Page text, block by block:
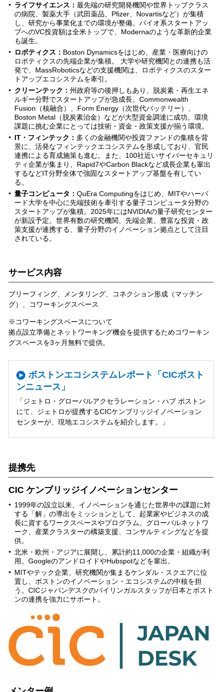
ライフサイエンス： 最先端の研究開発機関や世界トップクラス
の病院、製薬大手（武田薬品、Pfizer、Novartisなど）が集積
し、研究から事業化までの環境が整備。バイオ系スタートアッ
プへのVC投資額は全米トップで、Modernaのような革新的企業
も誕生。
ロボティクス： Boston Dynamicsをはじめ、産業・医療向けの
ロボティクスの先端企業が集積。 大学や研究機関との連携も活
発で、MassRoboticsなどの支援機関は、ロボティクスのスター
トアップエコシステムを牽引。
クリーンテック： 州政府等の後押しもあり、脱炭素・再生エネ
ルギー分野でスタートアップが急成長。Commonwealth
Fusion（核融合）、Form Energy（次世代バッテリー）、
Boston Metal（脱炭素治金）などが大型資金調達に成功。環境
課題に挑む企業にとっては技術・資金・政策支援が揃う環境。
IT・フィンテック： 多くの金融機関や投資ファンドの集積を背
景に、活発なフィンテックエコシステムを形成しており、官民
連携による育成施策も進む。また、100社近いサイバーセキュリ
ティ企業が集まり、Rapid7やCarbon Blackなど成長企業も輩出
するなどIT分野全体で強固なスタートアップ基盤を有してい
る。
量子コンピュータ： QuEra Computingをはじめ、MITやハーバ
ード大学を中心に先端技術を牽引する量子コンピュータ分野の
スタートアップが集積。2025年にはNVIDIAの量子研究センター
が新設予定。世界有数の研究機関、先端企業、豊富な投資・政
策支援が連携する、量子分野のイノベーション拠点として注目
されている。
サービス内容
ブリーフィング、メンタリング、コネクション形成（マッチン
グ）、コワーキングスペース
※コワーキングスペースについて
拠点設立準備とネットワーキング機会を提供するためコワーキン
グスペースを3ヶ月無料で提供。
ボストンエコシステムレポート「CICボスト
ンニュース」
「ジェトロ・グローバルアクセラレーション・ハブ ボストン
にて、ジェトロが提携するCICケンブリッジイノベーション
センターが、現地エコシステムを紹介します。」
提携先
CIC ケンブリッジイノベーションセンター
1999年の設立以来、イノベーションを通じた世界中の課題に対
する「解」の導出をミッションとして、起業家やビジネスの成
長に資するワークスペースやプログラム、グローバルネットワ
ーク、産業クラスターの構築支援、コンサルティングなどを提
供。
北米・欧州・アジアに展開し、累計約11,000の企業・組織が利
用。GoogleのアンドロイドやHubspotなどを輩出。
MITやテック企業、研究機関が集まるケンダル・スクエアに位
置し、ボストンのイノベーション・エコシステムの中核を担
う。CICジャパンデスクのバイリンガルスタッフが日本とボスト
ンの連携を強力にサポート。